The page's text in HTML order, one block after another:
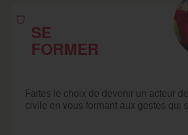
SE
FORMER
Faites le choix de devenir un acteur
civile en vous formant aux gestes qui